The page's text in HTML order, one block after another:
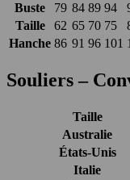
Buste
79 84 89 94
Taille
62 65 70 75
Hanche 86 91 96 101
Souliers –
Taille
Australie
États-Unis
Italie